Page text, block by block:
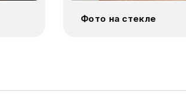
Фото на стекле